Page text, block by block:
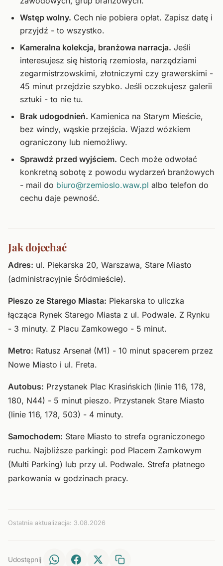
Wstęp wolny. Cech nie pobiera opłat. Zapisz datę i
przyjdź - to wszystko.
Kameralna kolekcja, branżowa narracja. Jeśli
interesujesz się historią rzemiosła, narzędziami
zegarmistrzowskimi, złotniczymi czy grawerskimi -
45 minut przejdzie szybko. Jeśli oczekujesz galerii
sztuki - to nie tu.
Brak udogodnień. Kamienica na Starym Mieście,
bez windy, wąskie przejścia. Wjazd wózkiem
ograniczony lub niemożliwy.
Sprawdź przed wyjściem. Cech może odwołać
konkretną sobotę z powodu wydarzeń branżowych
- mail do biuro@rzemioslo.waw.pl albo telefon do
cechu daje pewność.
Jak dojechać
Adres: ul. Piekarska 20, Warszawa, Stare Miasto
(administracyjnie Śródmieście).
Pieszo ze Starego Miasta: Piekarska to uliczka
łącząca Rynek Starego Miasta z ul. Podwale. Z Rynku
- 3 minuty. Z Placu Zamkowego - 5 minut.
Metro: Ratusz Arsenał (M1) - 10 minut spacerem przez
Nowe Miasto i ul. Freta.
Autobus: Przystanek Plac Krasińskich (linie 116, 178,
180, N44) - 5 minut pieszo. Przystanek Stare Miasto
(linie 116, 178, 503) - 4 minuty.
Samochodem: Stare Miasto to strefa ograniczonego
ruchu. Najbliższe parkingi: pod Placem Zamkowym
(Multi Parking) lub przy ul. Podwale. Strefa płatnego
parkowania w godzinach pracy.
Ostatnia aktualizacja: 3.08.2026
Udostępnij